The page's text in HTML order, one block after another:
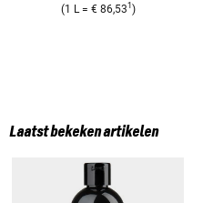
(1 L = € 86,531 )
Laatst bekeken artikelen